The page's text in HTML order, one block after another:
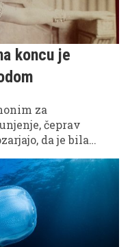
koncu je
za
čeprav
da je bila
legende.